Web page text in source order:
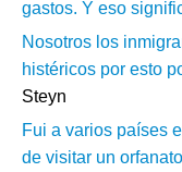
gastos. Y eso
Nosotros los
histéricos por esto
Steyn
Fui a varios países
de visitar un